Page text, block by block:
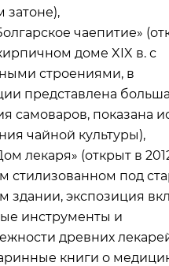
затоне),
чаепитие»
доме XIX в. с
строениями, в
представлена
самоваров, показана
чайной культуры),
лекаря» (открыт в
стилизованном под
здании, экспозиция
инструменты и
древних
книги о